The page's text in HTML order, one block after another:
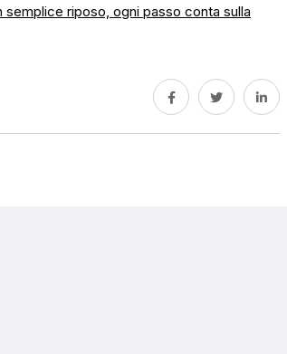
riposo, ogni passo conta sulla